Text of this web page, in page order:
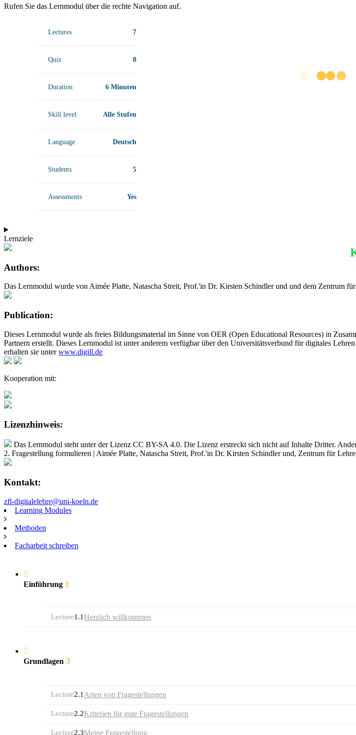
Rufen Sie das Lernmodul über die rechte Navigation auf.
Lectures 7
Quiz 0
Duration 6 Minuten
Skill level Alle Stufen
Language Deutsch
Students 5
Assessments Yes
Lernziele
Authors:
Das Lernmodul wurde von Aimée Platte, Natascha Streit, Prof.'in Dr. Kirsten Schindler und und dem Zentrum
Publication:
Dieses Lernmodul wurde als freies Bildungsmaterial im Sinne von OER (Open Educational Resources) in
Partnern erstellt. Dieses Lernmodul ist unter anderem verfügbar über den Universitätsverbund für digitales
erhalten sie unterwww.digill.de
Kooperation mit:
Lizenzhinweis:
Das Lernmodul steht unter der Lizenz CC BY-SA 4.0. Die Lizenz erstreckt sich nicht auf Inhalte Dritter.
2. Fragestellung formulieren | Aimée Platte, Natascha Streit, Prof.'in Dr. Kirsten Schindler und, Zentrum für
Kontakt:
zfl-digitalelehre@uni-koeln.de
Learning Modules
Methoden
Facharbeit schreiben
Einführung 1
Lecture1.1Herzlich willkommen
Grundlagen 3
Lecture2.1 Arten von Fragestellungen
Lecture2.2Kriterien für gute Fragestellungen
Lecture2.3Meine Fragestellung